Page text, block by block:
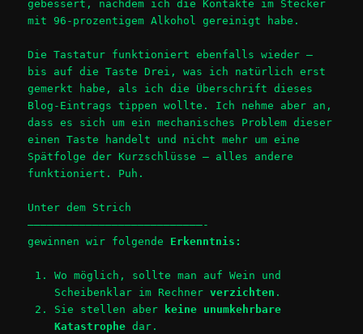
gebessert, nachdem ich die Kontakte im Stecker
mit 96-prozentigem Alkohol gereinigt habe.
Die Tastatur funktioniert ebenfalls wieder –
bis auf die Taste Drei, was ich natürlich erst
gemerkt habe, als ich die Überschrift dieses
Blog-Eintrags tippen wollte. Ich nehme aber an,
dass es sich um ein mechanisches Problem dieser
einen Taste handelt und nicht mehr um eine
Spätfolge der Kurzschlüsse – alles andere
funktioniert. Puh.
Unter dem Strich
———————————————————————————-
gewinnen wir folgende Erkenntnis:
Wo möglich, sollte man auf Wein und
Scheibenklar im Rechner verzichten .
Sie stellen aber
keine unumkehrbare
Katastrophedar.